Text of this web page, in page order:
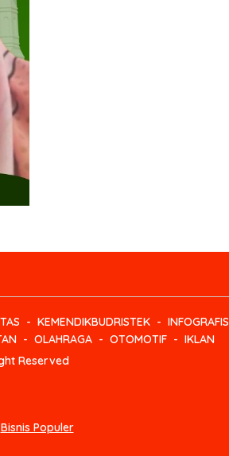
KEMENDIKBUDRISTEK INFOGRAFIS
OLAHRAGA OTOMOTIF
IKLAN
Reserved
Bisnis Populer